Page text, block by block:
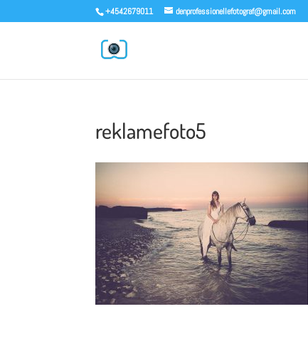
+4542679011 denprofessionellefotograf@gmail.com
reklamefoto5